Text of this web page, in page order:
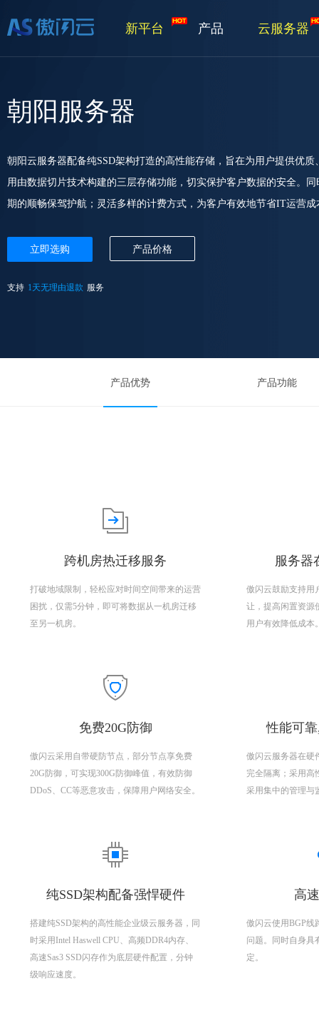
新平台 产品 云服务器
朝阳服务器
朝阳云服务器配备纯SSD架构打造的高性能存储，旨在为用户提供优
用由数据切片技术构建的三层存储功能，切实保护客户数据的安全。
期的顺畅保驾护航；灵活多样的计费方式，为客户有效地节省IT运营
立即选购 产品价格
支持 1天无理由退款 服务
产品优势 产品功能
跨机房热迁移服务
打破地域限制，轻松应对时间空间带来的运营
困扰，仅需5分钟，即可将数据从一机房迁移
至另一机房。
服务器
傲闪云鼓励支持用
让，提高闲置资源
用户有效降低成本
免费20G防御
傲闪云采用自带硬防节点，部分节点享免费
20G防御，可实现300G防御峰值，有效防御
DDoS、CC等恶意攻击，保障用户网络安全。
性能可
傲闪云服务器在硬
完全隔离；采用高
采用集中的管理与
纯SSD架构配备强悍硬件
搭建纯SSD架构的高性能企业级云服务器，同
时采用Intel Haswell CPU、高频DDR4内存、
高速Sas3 SSD闪存作为底层硬件配置，分钟
级响应速度。
高
傲闪云使用BGP线
问题。同时自身具
定。